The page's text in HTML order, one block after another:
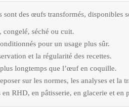
sont des œufs transformés, disponibles
séché ou cuit.
pour un usage plus sûr.
et la régularité des recettes.
longtemps que l’œuf en coquille.
sur les normes, les analyses et la
RHD, en pâtisserie, en glacerie et en